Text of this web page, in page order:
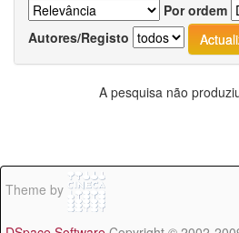
Por ordem
Autores/Registo
A pesquisa não
Theme by